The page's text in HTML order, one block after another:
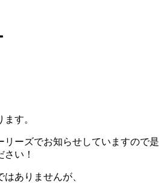
す。
リーズでお知らせしていますので是
い！
ありませんが、